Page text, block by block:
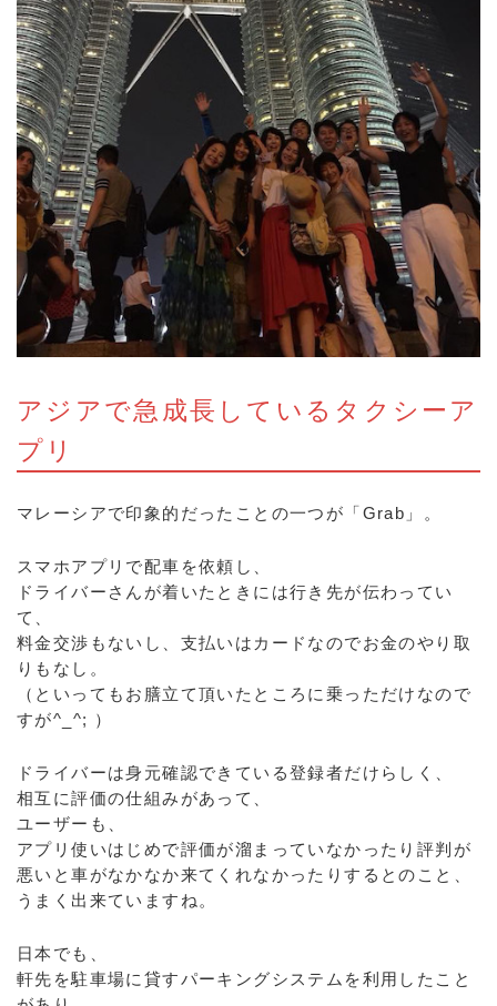
アジアで急成長しているタクシーア
プリ
マレーシアで印象的だったことの一つが「Grab」。
スマホアプリで配車を依頼し、
ドライバーさんが着いたときには行き先が伝わってい
て、
料金交渉もないし、支払いはカードなのでお金のやり取
りもなし。
（といってもお膳立て頂いたところに乗っただけなので
すが^_^; ）
ドライバーは身元確認できている登録者だけらしく、
相互に評価の仕組みがあって、
ユーザーも、
アプリ使いはじめで評価が溜まっていなかったり評判が
悪いと車がなかなか来てくれなかったりするとのこと、
うまく出来ていますね。
日本でも、
軒先を駐車場に貸すパーキングシステムを利用したこと